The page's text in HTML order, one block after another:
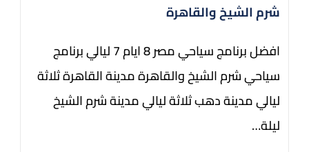
شرم الشيخ والقاهرة
افضل برنامج سياحي مصر 8 ايام 7 ليالي برنامج
سياحي شرم الشيخ والقاهرة مدينة القاهرة ثلاثة
ليالي مدينة دهب ثلاثة ليالي مدينة شرم الشيخ
ليلة…